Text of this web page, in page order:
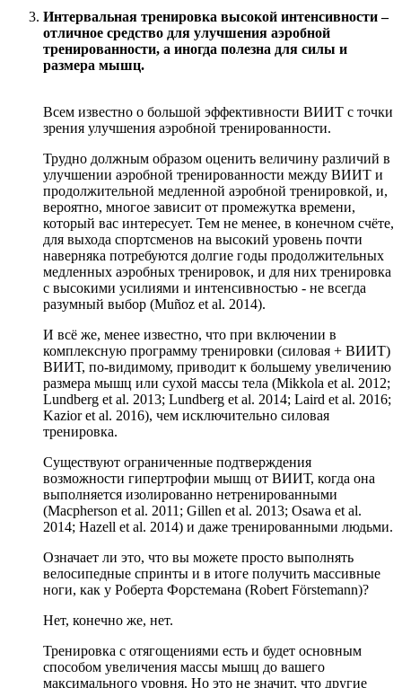
Интервальная тренировка высокой интенсивности –
отличное средство для улучшения аэробной
тренированности, а иногда полезна для силы и
размера мышц.
Всем известно о большой эффективности ВИИТ с точки
зрения улучшения аэробной тренированности.
Трудно должным образом оценить величину различий в
улучшении аэробной тренированности между ВИИТ и
продолжительной медленной аэробной тренировкой, и,
вероятно, многое зависит от промежутка времени,
который вас интересует. Тем не менее, в конечном счёте,
для выхода спортсменов на высокий уровень почти
наверняка потребуются долгие годы продолжительных
медленных аэробных тренировок, и для них тренировка
с высокими усилиями и интенсивностью - не всегда
разумный выбор (Muñoz et al. 2014).
И всё же, менее известно, что при включении в
комплексную программу тренировки (силовая + ВИИТ)
ВИИТ, по-видимому, приводит к большему увеличению
размера мышц или сухой массы тела (Mikkola et al. 2012;
Lundberg et al. 2013; Lundberg et al. 2014; Laird et al. 2016;
Kazior et al. 2016), чем исключительно силовая
тренировка.
Существуют ограниченные подтверждения
возможности гипертрофии мышц от ВИИТ, когда она
выполняется изолированно нетренированными
(Macpherson et al. 2011; Gillen et al. 2013; Osawa et al.
2014; Hazell et al. 2014) и даже тренированными людьми.
Означает ли это, что вы можете просто выполнять
велосипедные спринты и в итоге получить массивные
ноги, как у Роберта Форстемана (Robert Förstemann)?
Нет, конечно же, нет.
Тренировка с отягощениями есть и будет основным
способом увеличения массы мышц до вашего
максимального уровня. Но это не значит, что другие